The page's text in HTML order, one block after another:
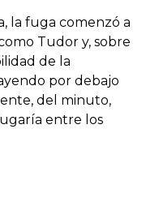
la fuga comenzó a
Tudor y, sobre
de la
por debajo
del minuto,
entre los